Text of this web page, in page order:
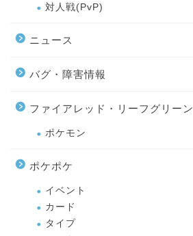
対人戦(PvP)
ニュース
バグ・障害情報
ファイアレッド・リーフグリーン
ポケモン
ポケポケ
イベント
カード
タイプ